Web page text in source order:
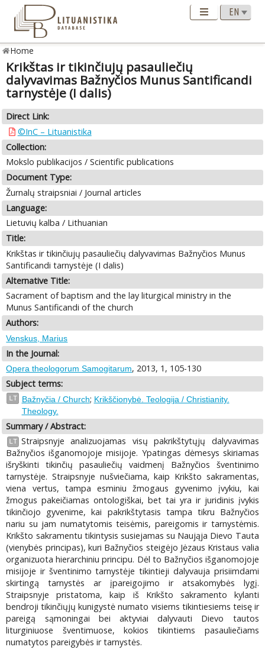
Home
Krikštas ir tikinčiujų pasauliečių
dalyvavimas Bažnyčios Munus Santificandi
tarnystėje (I dalis)
Direct Link:
©InC – Lituanistika
Collection:
Mokslo publikacijos / Scientific publications
Document Type:
Žurnalų straipsniai / Journal articles
Language:
Lietuvių kalba / Lithuanian
Title:
Krikštas ir tikinčiujų pasauliečių dalyvavimas Bažnyčios Munus
Santificandi tarnystėje (I dalis)
Alternative Title:
Sacrament of baptism and the lay liturgical ministry in the
Munus Santificandi of the church
Authors:
Venskus, Marius
In the Journal:
Opera theologorum Samogitarum, 2013, 1, 105-130
Subject terms:
LT Bažnyčia / Church; Krikščionybė. Teologija / Christianity.
Theology.
Summary / Abstract:
LT Straipsnyje analizuojamas visų pakrikštytųjų dalyvavimas
Bažnyčios išganomojoje misijoje. Ypatingas dėmesys skiriamas
išryškinti tikinčių pasauliečių vaidmenį Bažnyčios šventinimo
tarnystėje. Straipsnyje nušviečiama, kaip Krikšto sakramentas,
viena vertus, tampa esminiu žmogaus gyvenimo įvykiu, kai
žmogus pakeičiamas ontologiškai, bet tai yra ir juridinis įvykis
tikinčiojo gyvenime, kai pakrikštytasis tampa tikru Bažnyčios
nariu su jam numatytomis teisėmis, pareigomis ir tarnystėmis.
Krikšto sakramentu tikintysis susiejamas su Naująja Dievo Tauta
(vienybės principas), kuri Bažnyčios steigėjo Jėzaus Kristaus valia
organizuota hierarchiniu principu. Dėl to Bažnyčios išganomojoje
misijoje ir šventinimo tarnystėje tikintieji dalyvauja prisiimdami
skirtingą tarnystės ar įpareigojimo ir atsakomybės lygį.
Straipsnyje pristatoma, kaip iš Krikšto sakramento kylanti
bendroji tikinčiųjų kunigystė numato visiems tikintiesiems teisę ir
pareigą sąmoningai bei aktyviai dalyvauti Dievo tautos
liturginiuose šventimuose, kokios tikintiems pasauliečiams
numatytos pareigybės ir tarnystės.